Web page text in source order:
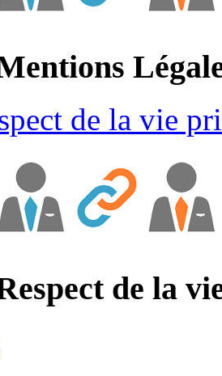
de la vie
de la